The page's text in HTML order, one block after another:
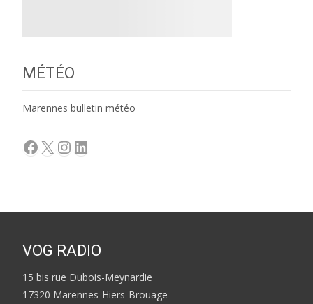
MÉTÉO
Marennes bulletin météo
Facebook
X Instagram
LinkedIn
VOG RADIO
15 bis rue Dubois-Meynardie
17320 Marennes-Hiers-Brouage